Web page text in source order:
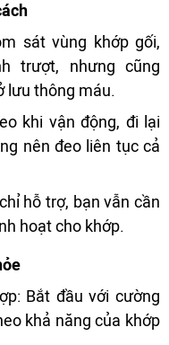
sát vùng khớp gối,
trượt, nhưng cũng
lưu thông máu.
khi vận động, đi lại
nên đeo liên tục cả
hỗ trợ, bạn vẫn cần
hoạt cho khớp.
Bắt đầu với cường
khả năng của khớp